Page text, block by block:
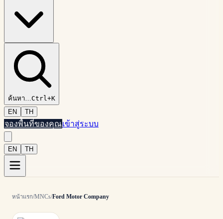
ค้นหา…Ctrl+K
EN
TH
จองพื้นที่ของคุณเข้าสู่ระบบ
EN TH
หน้าแรก/MNCs/Ford Motor Company